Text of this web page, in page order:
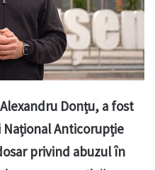
Donțu, a fost
Anticorupție
privind abuzul în